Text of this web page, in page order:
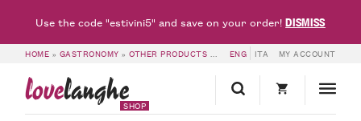
HOME » GASTRONOMY »OTHER PRODUCTS PEAR, CINNAMON AND
ENG ITA MY ACCOUNT
lovelanghe
SHOP
Use the code "estivini5" and save on your order!DISMISS